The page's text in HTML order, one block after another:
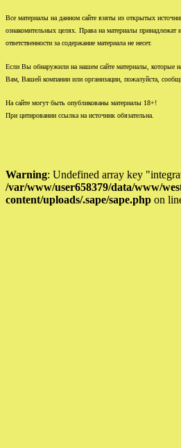
Все материалы на данном сайте взяты из открытых
ознакомительных целях. Права на материалы принадлежат
ответственности за содержание материала не несет.
Если Вы обнаружили на нашем сайте материалы, которые
Вам, Вашей компании или организации, пожалуйста,
На сайте могут быть опубликованы материалы 18+!
При цитировании ссылка на источник обязательна.
Warning: Undefined array key
/var/www/user658379/data/www/
content/uploads/.sape/sape.php on